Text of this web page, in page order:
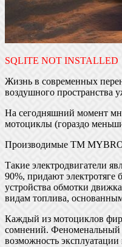
SQLITE NOT INSTALLED
Жизнь в современных
воздушного пространства
На сегодняшний момент
мотоциклы (гораздо
Производимые ТМ MYBRO
Такие электродвигатели
90%, придают электротяге
устройства обмотки
видам топлива,
Каждый из мотоциклов
сомнений. Феноменальный
возможность